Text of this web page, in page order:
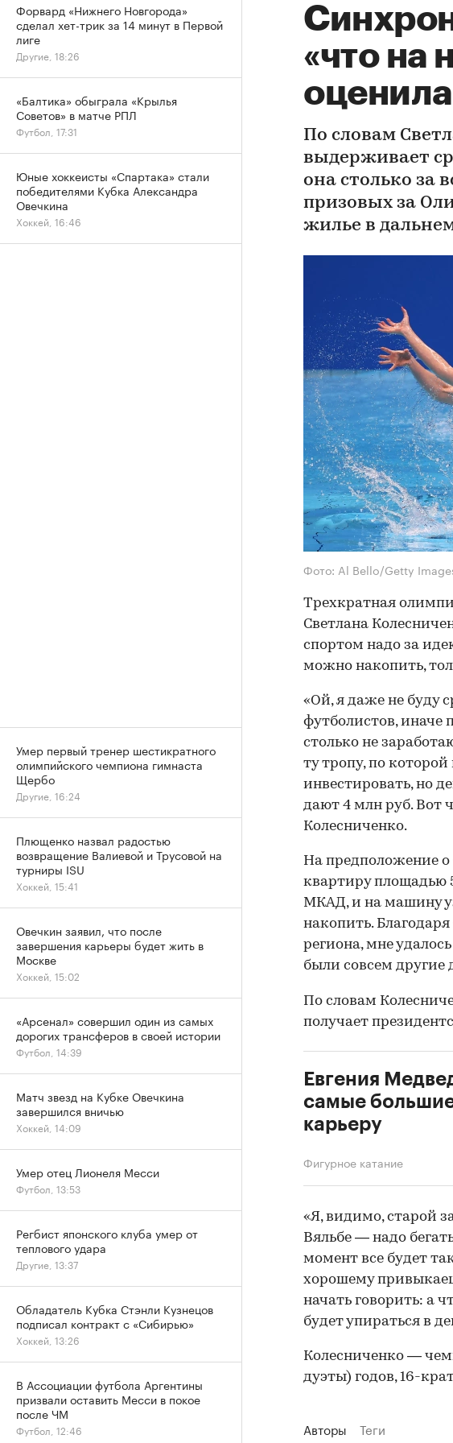
«что на
По словам
выдерживает
она столько за
призовых за
жилье в
Фото: Al Bello/Getty
Трехкратная
Светлана
спортом надо за
можно накопить,
«Ой, я даже не буду
футболистов, иначе
столько не
ту тропу, по
инвестировать, но
дают 4 млн руб. Вот
Колесниченко.
На предположение о
квартиру площадью
МКАД, и на машину
накопить.
региона, мне
были совсем другие
00:00 /
По словам
получает
Евгения
самые
карьеру
Фигурное катание
«Я, видимо, старой
Вяльбе — надо
момент все будет
хорошему
начать говорить: а
будет упираться в
Колесниченко —
дуэты) годов, 16-
Авторы Теги
Форвард «Нижнего Новгорода»
сделал хет-трик за 14 минут в Первой
лиге
Другие, 18:26
«Балтика» обыграла «Крылья
Советов» в матче РПЛ
Футбол, 17:31
Юные хоккеисты «Спартака» стали
победителями Кубка Александра
Овечкина
Хоккей, 16:46
Умер первый тренер шестикратного
олимпийского чемпиона гимнаста
Щербо
Другие, 16:24
Плющенко назвал радостью
возвращение Валиевой и Трусовой на
турниры ISU
Хоккей, 15:41
Овечкин заявил, что после
завершения карьеры будет жить в
Москве
Хоккей, 15:02
«Арсенал» совершил один из самых
дорогих трансферов в своей истории
Футбол, 14:39
Матч звезд на Кубке Овечкина
завершился вничью
Хоккей, 14:09
Умер отец Лионеля Месси
Футбол, 13:53
Регбист японского клуба умер от
теплового удара
Другие, 13:37
Обладатель Кубка Стэнли Кузнецов
подписал контракт с «Сибирью»
Хоккей, 13:26
В Ассоциации футбола Аргентины
призвали оставить Месси в покое
после ЧМ
Футбол, 12:46